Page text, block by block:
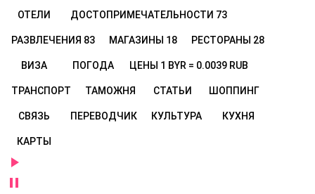
ОТЕЛИ ДОСТОПРИМЕЧАТЕЛЬНОСТИ 73
РАЗВЛЕЧЕНИЯ 83 МАГАЗИНЫ 18 РЕСТОРАНЫ 28
ВИЗА ПОГОДА ЦЕНЫ 1 BYR = 0.0039 RUB
ТРАНСПОРТ ТАМОЖНЯ СТАТЬИ ШОППИНГ
СВЯЗЬ ПЕРЕВОДЧИК КУЛЬТУРА КУХНЯ
КАРТЫ

